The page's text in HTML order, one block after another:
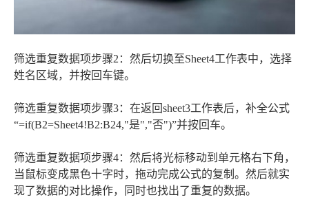
筛选重复数据项步骤2：然后切换至Sheet4工作表中，选择
姓名区域，并按回车键。
筛选重复数据项步骤3：在返回sheet3工作表后，补全公式
“=if(B2=Sheet4!B2:B24,"是","否")”并按回车。
筛选重复数据项步骤4：然后将光标移动到单元格右下角，
当鼠标变成黑色十字时，拖动完成公式的复制。然后就实
现了数据的对比操作，同时也找出了重复的数据。